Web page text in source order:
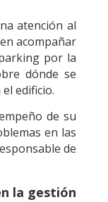
atención al
acompañar
por la
dónde se
edificio.
de su
en las
de
la gestión